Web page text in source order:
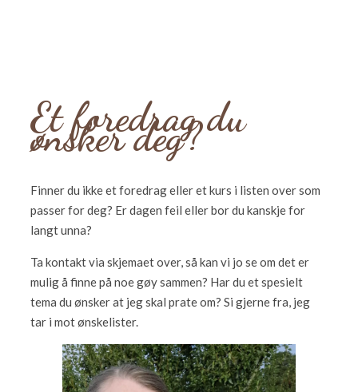
Et foredrag du
ønsker deg?
Finner du ikke et foredrag eller et kurs i listen over som
passer for deg? Er dagen feil eller bor du kanskje for
langt unna?
Ta kontakt via skjemaet over, så kan vi jo se om det er
mulig å finne på noe gøy sammen? Har du et spesielt
tema du ønsker at jeg skal prate om? Si gjerne fra, jeg
tar i mot ønskelister.